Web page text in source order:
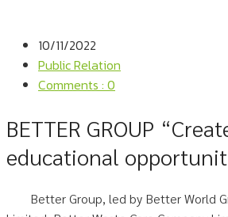
10/11/2022
Public Relation
Comments : 0
BETTER GROUP
educational
Better Group, led by Better World